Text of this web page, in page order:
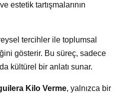
estetik tartışmalarının
tercihler ile toplumsal
gösterir. Bu süreç, sadece
kültürel bir anlatı sunar.
Kilo Verme, yalnızca bir